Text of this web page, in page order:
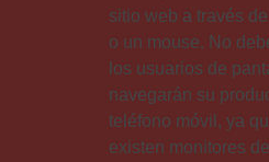
sitio web a través
o un mouse. No
los usuarios de
navegarán su
teléfono móvil, ya
existen monitores